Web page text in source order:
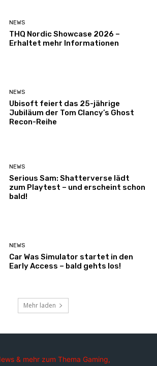
NEWS
THQ Nordic Showcase 2026 –
Erhaltet mehr Informationen
NEWS
Ubisoft feiert das 25-jährige
Jubiläum der Tom Clancy’s Ghost
Recon-Reihe
NEWS
Serious Sam: Shatterverse lädt
zum Playtest – und erscheint schon
bald!
NEWS
Car Was Simulator startet in den
Early Access – bald gehts los!
Mehr laden